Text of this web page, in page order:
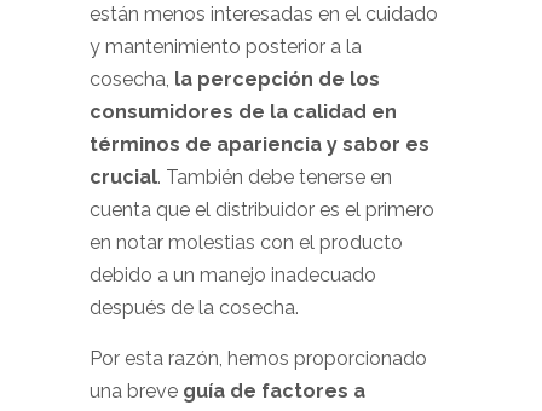
están menos interesadas en el cuidado
y mantenimiento posterior a la
cosecha, la percepción de los
consumidores de la calidad en
términos de apariencia y sabor es
crucial. También debe tenerse en
cuenta que el distribuidor es el primero
en notar molestias con el producto
debido a un manejo inadecuado
después de la cosecha.
Por esta razón, hemos proporcionado
una breve guía de factores a